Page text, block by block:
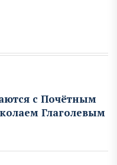
с Почётным
Глаголевым